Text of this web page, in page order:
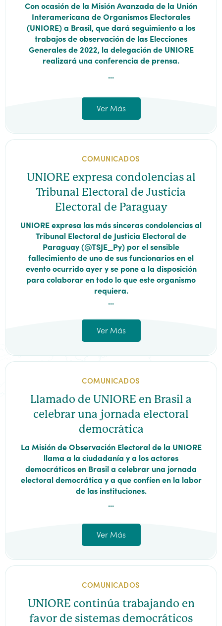
Con ocasión de la Misión Avanzada de la Unión
Interamericana de Organismos Electorales
(UNIORE) a Brasil, que dará seguimiento a los
trabajos de observación de las Elecciones
Generales de 2022, la delegación de UNIORE
realizará una conferencia de prensa.
...
Ver Más
COMUNICADOS
UNIORE expresa condolencias al
Tribunal Electoral de Justicia
Electoral de Paraguay
UNIORE expresa las más sinceras condolencias al
Tribunal Electoral de Justicia Electoral de
Paraguay (@TSJE_Py) por el sensible
fallecimiento de uno de sus funcionarios en el
evento ocurrido ayer y se pone a la disposición
para colaborar en todo lo que este organismo
requiera.
...
Ver Más
COMUNICADOS
Llamado de UNIORE en Brasil a
celebrar una jornada electoral
democrática
La Misión de Observación Electoral de la UNIORE
llama a la ciudadanía y a los actores
democráticos en Brasil a celebrar una jornada
electoral democrática y a que confíen en la labor
de las instituciones.
...
Ver Más
COMUNICADOS
UNIORE continúa trabajando en
favor de sistemas democráticos